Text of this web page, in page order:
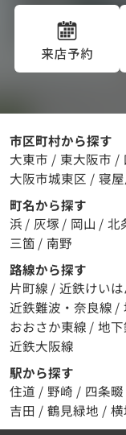
市区町村から探す
大東市 / 東大阪市 /
大阪市城東区 / 寝
町名から探す
浜 / 灰塚 / 岡山 / 北
三箇 / 南野
路線から探す
片町線 / 近鉄けい
近鉄難波・奈良線 /
おおさか東線 / 地
近鉄大阪線
駅から探す
住道 / 野崎 / 四条畷
吉田 / 鶴見緑地 /